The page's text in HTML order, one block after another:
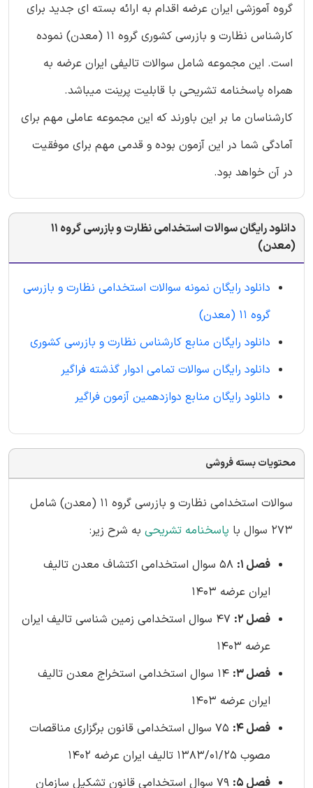
گروه آموزشی ایران عرضه اقدام به ارائه بسته ای جدید برای
کارشناس نظارت و بازرسی کشوری گروه 11 (معدن) نموده
است. این مجموعه شامل سوالات تالیفی ایران عرضه به
همراه پاسخنامه تشریحی با قابلیت پرینت میباشد.
کارشناسان ما بر این باورند که این مجموعه عاملی مهم برای
آمادگی شما در این آزمون بوده و قدمی مهم برای موفقیت
در آن خواهد بود.
دانلود رایگان سوالات استخدامی نظارت و بازرسی گروه 11
(معدن)
دانلود رایگان نمونه سوالات استخدامی نظارت و بازرسی
گروه 11 (معدن)
دانلود رایگان منابع کارشناس نظارت و بازرسی کشوری
دانلود رایگان سوالات تمامی ادوار گذشته فراگیر
دانلود رایگان منابع دوازدهمین آزمون فراگیر
محتویات بسته فروشی
سوالات استخدامی نظارت و بازرسی گروه 11 (معدن) شامل
273 سوال با
پاسخنامه تشریحی به شرح زیر:
فصل 1:
58 سوال استخدامی اکتشاف معدن تالیف
ایران عرضه 1403
فصل 2:
47 سوال استخدامی زمین شناسی تالیف ایران
عرضه 1403
فصل 3:
14 سوال استخدامی استخراج معدن تالیف
ایران عرضه 1403
فصل 4:
75 سوال استخدامی قانون برگزاری مناقصات
مصوب 1383/01/25 تالیف ایران عرضه 1402
فصل 5:
79 سوال استخدامی قانون تشکیل سازمان